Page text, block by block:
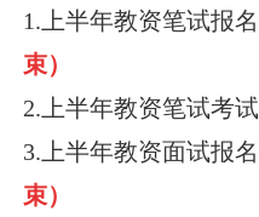
1.上半年教资笔试报
束）
2.上半年教资笔试考
3.上半年教资面试报
束）